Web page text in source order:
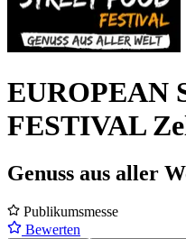
EUROPEAN
FESTIVAL
Genuss aus aller
Publikumsmesse
Bewerten